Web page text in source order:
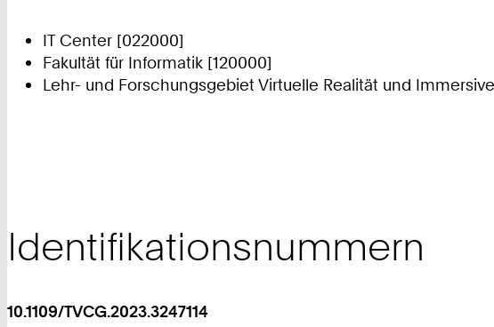
IT Center [022000]
Fakultät für Informatik [120000]
Lehr- und Forschungsgebiet Virtuelle Realität und
Identifikationsnummern
10.1109/TVCG.2023.3247114